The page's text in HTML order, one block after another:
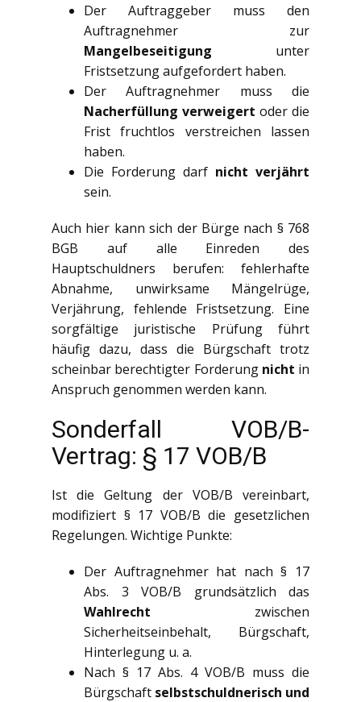
Der Auftraggeber muss den
Auftragnehmer zur
Mangelbeseitigung unter
Fristsetzung aufgefordert haben.
Der Auftragnehmer muss die
Nacherfüllung verweigert oder die
Frist fruchtlos verstreichen lassen
haben.
Die Forderung darf nicht verjährt
sein.
Auch hier kann sich der Bürge nach § 768
BGB auf alle Einreden des
Hauptschuldners berufen: fehlerhafte
Abnahme, unwirksame Mängelrüge,
Verjährung, fehlende Fristsetzung. Eine
sorgfältige juristische Prüfung führt
häufig dazu, dass die Bürgschaft trotz
scheinbar berechtigter Forderung nicht in
Anspruch genommen werden kann.
Sonderfall VOB/B-
Vertrag: § 17 VOB/B
Ist die Geltung der VOB/B vereinbart,
modifiziert § 17 VOB/B die gesetzlichen
Regelungen. Wichtige Punkte:
Der Auftragnehmer hat nach § 17
Abs. 3 VOB/B grundsätzlich das
Wahlrecht zwischen
Sicherheitseinbehalt, Bürgschaft,
Hinterlegung u. a.
Nach § 17 Abs. 4 VOB/B muss die
Bürgschaft selbstschuldnerisch und